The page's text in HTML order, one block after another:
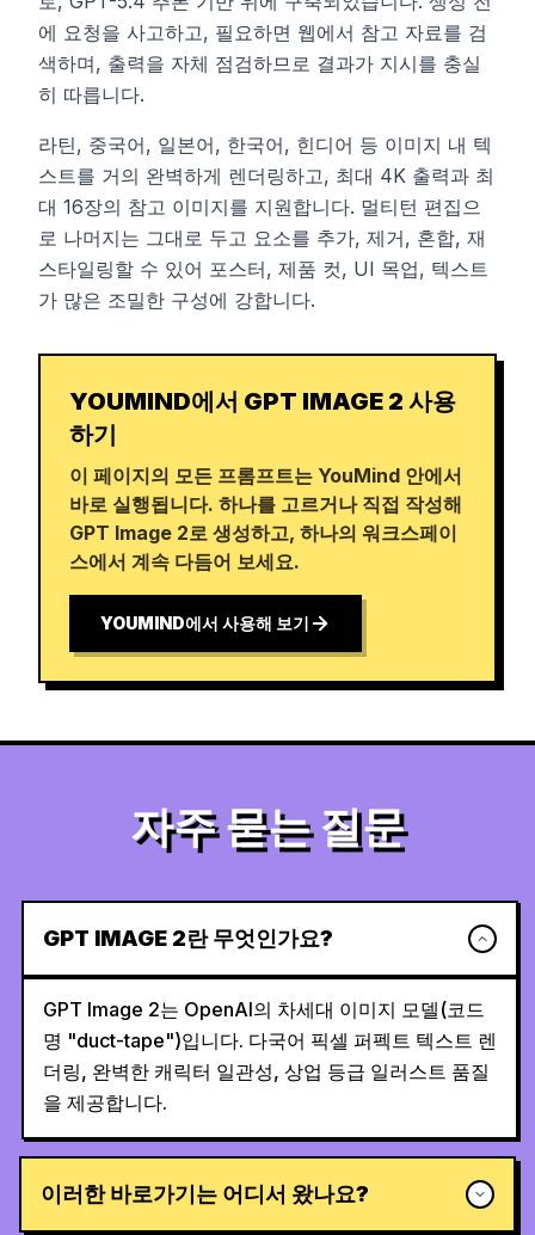
에 요청을 사고하고, 필요하면 웹에서 참고 자료를 검
색하며, 출력을 자체 점검하므로 결과가 지시를 충실
히 따릅니다.
라틴, 중국어, 일본어, 한국어, 힌디어 등 이미지 내 텍
스트를 거의 완벽하게 렌더링하고, 최대 4K 출력과 최
대 16장의 참고 이미지를 지원합니다. 멀티턴 편집으
로 나머지는 그대로 두고 요소를 추가, 제거, 혼합, 재
스타일링할 수 있어 포스터, 제품 컷, UI 목업, 텍스트
가 많은 조밀한 구성에 강합니다.
YOUMIND에서 GPT IMAGE 2 사용
하기
이 페이지의 모든 프롬프트는 YouMind 안에서
바로 실행됩니다. 하나를 고르거나 직접 작성해
GPT Image 2로 생성하고, 하나의 워크스페이
스에서 계속 다듬어 보세요.
YOUMIND에서 사용해 보기
자주 묻는 질문
GPT IMAGE 2란 무엇인가요?
GPT Image 2는 OpenAI의 차세대 이미지 모델(코드
명 "duct-tape")입니다. 다국어 픽셀 퍼펙트 텍스트 렌
더링, 완벽한 캐릭터 일관성, 상업 등급 일러스트 품질
을 제공합니다.
이러한 바로가기는 어디서 왔나요?